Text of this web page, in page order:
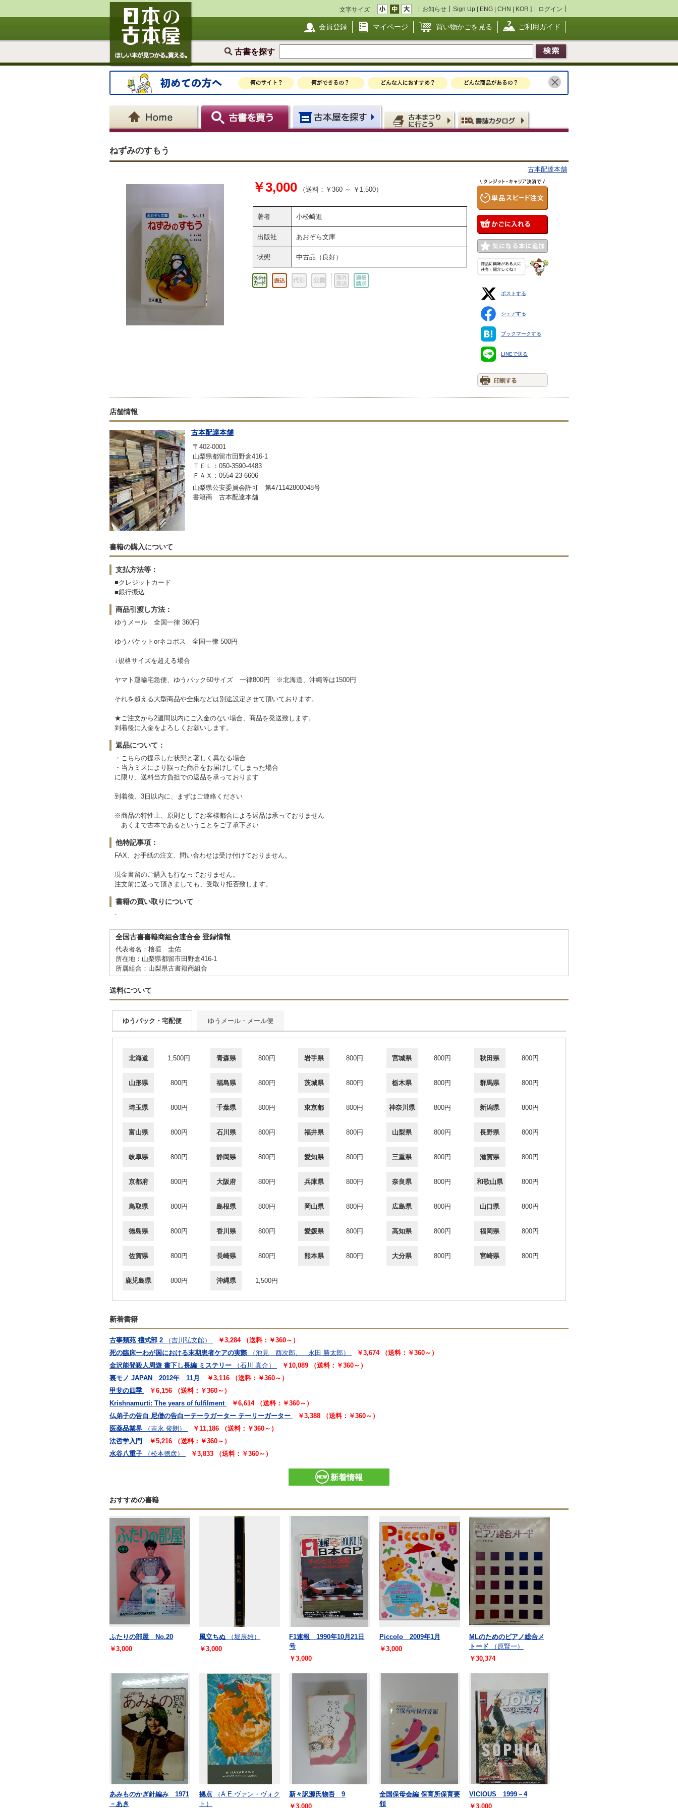
文字サイズ お知らせ Sign Up [ ENG | CHN | KOR ] ログイン
会員登録 マイページ 買い物かごを見る ご利用ガイド
古書を探す
ねずみのすもう
古本配達本舗
￥3,000 （送料：￥360 ～ ￥1,500）
著者 小松崎進
出版社 あおぞら文庫
状態 中古品（良好）
ポストする
シェアする
ブックマークする
LINEで送る
店舗情報
古本配達本舗
〒402-0001
山梨県都留市田野倉416-1
ＴＥＬ：050-3590-4483
ＦＡＸ：0554-23-6606
山梨県公安委員会許可 第471142800048号
書籍商 古本配達本舗
書籍の購入について
支払方法等：
■クレジットカード
■銀行振込
商品引渡し方法：
ゆうメール 全国一律 360円
ゆうパケットorネコポス 全国一律 500円
↓規格サイズを超える場合
ヤマト運輸宅急便、ゆうパック60サイズ 一律800円 ※北海道、沖縄等は1500円
それを超える大型商品や全集などは別途設定させて頂いております。
★ご注文から2週間以内にご入金のない場合、商品を発送致します。
到着後に入金をよろしくお願いします。
返品について：
・こちらの提示した状態と著しく異なる場合
・当方ミスにより誤った商品をお届けしてしまった場合
に限り、送料当方負担での返品を承っております
到着後、3日以内に、まずはご連絡ください
※商品の特性上、原則としてお客様都合による返品は承っておりません
あくまで古本であるということをご了承下さい
他特記事項：
FAX、お手紙の注文、問い合わせは受け付けておりません。
現金書留のご購入も行なっておりません。
注文前に送って頂きましても、受取り拒否致します。
書籍の買い取りについて
-
全国古書書籍商組合連合会 登録情報
代表者名：檜垣 圭佑
所在地：山梨県都留市田野倉416-1
所属組合：山梨県古書籍商組合
送料について
ゆうパック・宅配便 ゆうメール・メール便
北海道 1,500円 青森県 800円 岩手県 800円 宮城県 800円 秋田県 800円
山形県 800円 福島県 800円 茨城県 800円 栃木県 800円 群馬県 800円
埼玉県 800円 千葉県 800円 東京都 800円 神奈川県 800円 新潟県 800円
富山県 800円 石川県 800円 福井県 800円 山梨県 800円 長野県 800円
岐阜県 800円 静岡県 800円 愛知県 800円 三重県 800円 滋賀県 800円
京都府 800円 大阪府 800円 兵庫県 800円 奈良県 800円 和歌山県 800円
鳥取県 800円 島根県 800円 岡山県 800円 広島県 800円 山口県 800円
徳島県 800円 香川県 800円 愛媛県 800円 高知県 800円 福岡県 800円
佐賀県 800円 長崎県 800円 熊本県 800円 大分県 800円 宮崎県 800円
鹿児島県 800円 沖縄県 1,500円
新着書籍
古事類苑 禮式部 2 （吉川弘文館）
￥3,284 （送料：￥360～）
死の臨床ーわが国における末期患者ケアの実際
（池見 酉次郎、 永田 勝太郎）
￥3,674 （送料：￥360～）
金沢能登殺人周遊 書下し長編 ミステリー
（石川 真介）
￥10,089 （送料：￥360～）
裏モノ JAPAN 2012年 11月
￥3,116 （送料：￥360～）
甲斐の四季
￥6,156 （送料：￥360～）
Krishnamurti: The years of fulfilment
￥6,614 （送料：￥360～）
仏弟子の告白 尼僧の告白ーテーラガーター テーリーガーター
￥3,388 （送料：￥360～）
医薬品業界
（吉永 俊朗）
￥11,186 （送料：￥360～）
法哲学入門
￥5,216 （送料：￥360～）
水谷八重子
（松本徳彦） ￥3,833 （送料：￥360～）
新着情報
おすすめの書籍
ふたりの部屋 No.20
￥3,000
風立ちぬ
（堀辰雄）
￥3,000
F1速報 1990年10月21日
号
￥3,000
Piccolo 2009年1月
￥3,000
MLのためのピアノ総合メ
トード
（原賢一）
￥30,374
あみものかぎ針編み 1971
－あき
拠点
（A.E.ヴァン・ヴォク
ト）
新々訳源氏物吾 9
￥3,000
全国保母会編 保育所保育要
領
VICIOUS 1999－4
￥3,000